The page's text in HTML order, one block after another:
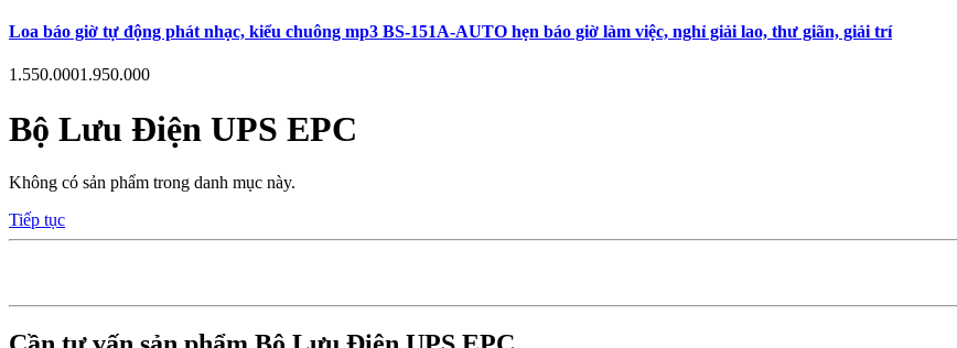
Loa báo giờ tự động phát nhạc, kiểu chuông mp3 BS-151A-AUTO hẹn báo giờ làm việc, nghỉ giải lao, thư giãn, giải trí
1.550.0001.950.000
Bộ Lưu Điện UPS EPC
Không có sản phẩm trong danh mục này.
Tiếp tục